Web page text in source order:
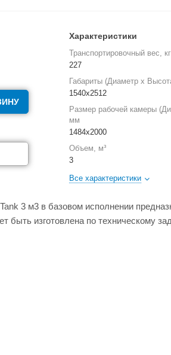
Характеристики
Транспортировочный вес, кг
227
Габариты (Диаметр х
1540х2512
Размер рабочей камеры
мм
1484х2000
Объем, м³
3
Все характеристики
3 м3 в базовом исполнении
быть изготовлена по техническому